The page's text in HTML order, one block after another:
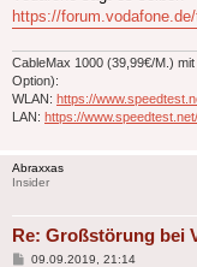
https://
CableMax 1000 (39,99€/M.)
Option):
WLAN: https://
LAN: https://
Abraxxas
Insider
Re: Großstörung bei
Beitrag
09.09.2019, 21:14